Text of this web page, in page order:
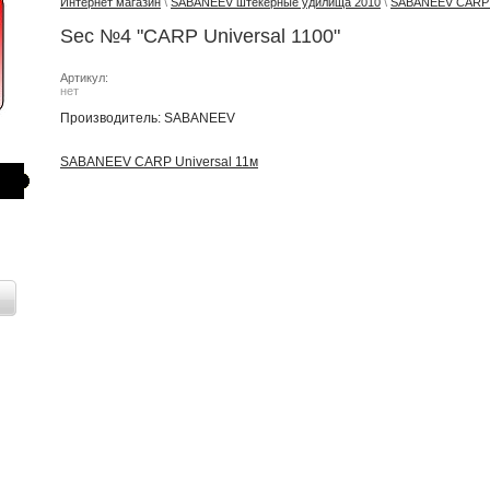
Sec №4 "CARP Universal 1100"
Артикул:
нет
Производитель: SABANEEV
SABANEEV CARP Universal 11м